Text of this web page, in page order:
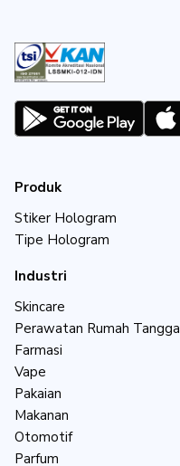
Produk
Stiker Hologram
Tipe Hologram
Industri
Skincare
Perawatan Rumah Tangga
Farmasi
Vape
Pakaian
Makanan
Otomotif
Parfum